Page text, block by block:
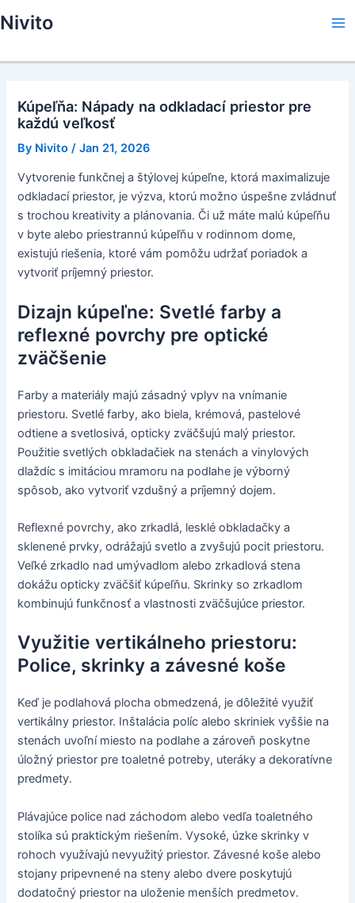
to
Nivito
Kúpeľňa: Nápady na odkladací priestor pre
každú veľkosť
By Nivito /Jan 21, 2026
Vytvorenie funkčnej a štýlovej kúpeľne, ktorá maximalizuje
odkladací priestor, je výzva, ktorú možno úspešne zvládnuť
s trochou kreativity a plánovania. Či už máte malú kúpeľňu
v byte alebo priestrannú kúpeľňu v rodinnom dome,
existujú riešenia, ktoré vám pomôžu udržať poriadok a
vytvoriť príjemný priestor.
Dizajn kúpeľne: Svetlé farby a
reflexné povrchy pre optické
zväčšenie
Farby a materiály majú zásadný vplyv na vnímanie
priestoru. Svetlé farby, ako biela, krémová, pastelové
odtiene a svetlosivá, opticky zväčšujú malý priestor.
Použitie svetlých obkladačiek na stenách a vinylových
dlaždíc s imitáciou mramoru na podlahe je výborný
spôsob, ako vytvoriť vzdušný a príjemný dojem.
Reflexné povrchy, ako zrkadlá, lesklé obkladačky a
sklenené prvky, odrážajú svetlo a zvyšujú pocit priestoru.
Veľké zrkadlo nad umývadlom alebo zrkadlová stena
dokážu opticky zväčšiť kúpeľňu. Skrinky so zrkadlom
kombinujú funkčnosť a vlastnosti zväčšujúce priestor.
Využitie vertikálneho priestoru:
Police, skrinky a závesné koše
Keď je podlahová plocha obmedzená, je dôležité využiť
vertikálny priestor. Inštalácia políc alebo skriniek vyššie na
stenách uvoľní miesto na podlahe a zároveň poskytne
úložný priestor pre toaletné potreby, uteráky a dekoratívne
predmety.
Plávajúce police nad záchodom alebo vedľa toaletného
stolíka sú praktickým riešením. Vysoké, úzke skrinky v
rohoch využívajú nevyužitý priestor. Závesné koše alebo
stojany pripevnené na steny alebo dvere poskytujú
dodatočný priestor na uloženie menších predmetov.